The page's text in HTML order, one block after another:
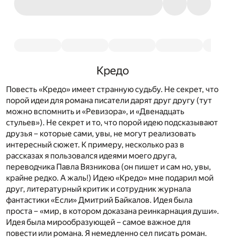
Кредо
Повесть «Кредо» имеет странную судьбу. Не секрет, что
порой идеи для романа писатели дарят друг другу (тут
можно вспомнить и «Ревизора», и «Двенадцать
стульев»). Не секрет и то, что порой идею подсказывают
друзья – которые сами, увы, не могут реализовать
интересный сюжет. К примеру, несколько раз в
рассказах я пользовался идеями моего друга,
переводчика Павла Вязникова (он пишет и сам но, увы,
крайне редко. А жаль!) Идею «Кредо» мне подарил мой
друг, литературный критик и сотрудник журнала
фантастики «Если» Дмитрий Байкалов. Идея была
проста – «мир, в котором доказана реинкарнация души».
Идея была мирообразующей – самое важное для
повести или романа. Я немедленно сел писать роман.